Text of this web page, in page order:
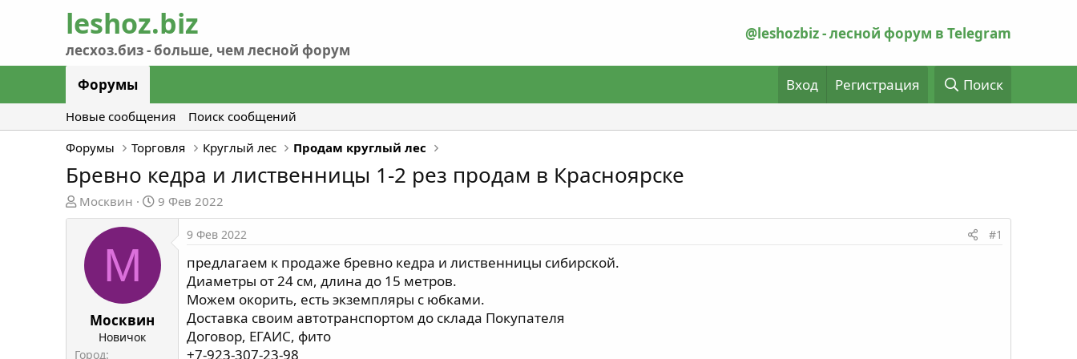
@leshozbiz - лесной форум в Telegram
Форумы Вход Регистрация Поиск
Новые сообщения
Поиск сообщений
Форумы
Торговля Круглый лес Продам круглый лес
Бревно кедра и лиственницы 1-2 рез продам в Красноярске
А
в
о
р
Москвин
Д
а
а
н
а
9 Фев 2022
М
Москвин
Новичок
Город
9 Фев 2022 #1
предлагаем к продаже бревно кедра и лиственницы сибирской.
Диаметры от 24 см, длина до 15 метров.
Можем окорить, есть экземпляры с юбками.
Доставка своим автотранспортом до склада Покупателя
Договор, ЕГАИС, фито
+7-923-307-23-98